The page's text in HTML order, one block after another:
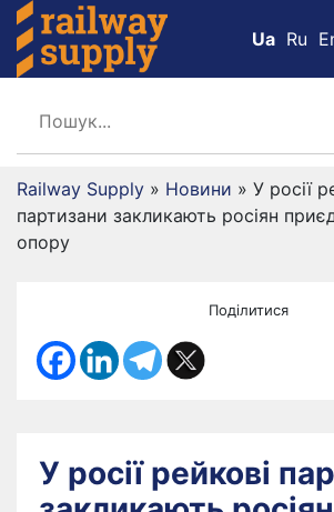
Ua Ru
Railway Supply » Новини » У росії
партизани закликають росіян
опору
Поділитися
У росії рейкові